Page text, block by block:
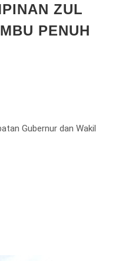
ZUL
PENUH
Gubernur dan Wakil